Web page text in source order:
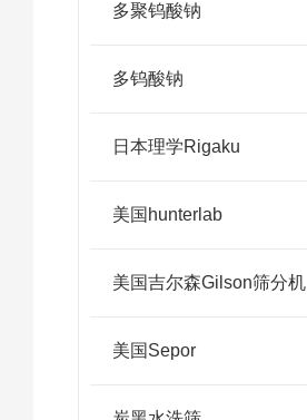
多聚钨酸钠
多钨酸钠
日本理学Rigaku
美国hunterlab
美国吉尔森Gilson筛分机
美国Sepor